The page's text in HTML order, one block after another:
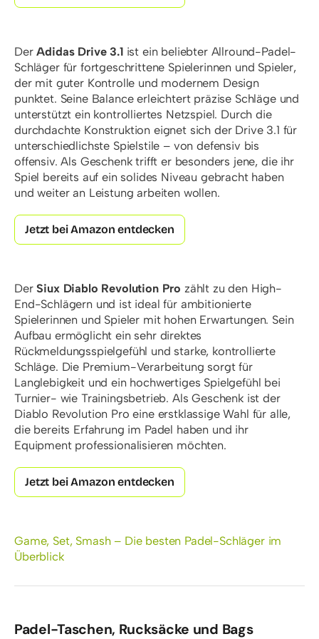
DerAdidas Drive 3.1ist ein beliebter Allround-Padel-
Schläger für fortgeschrittene Spielerinnen und Spieler,
der mit guter Kontrolle und modernem Design
punktet. Seine Balance erleichtert präzise Schläge und
unterstützt ein kontrolliertes Netzspiel. Durch die
durchdachte Konstruktion eignet sich der Drive 3.1 für
unterschiedlichste Spielstile – von defensiv bis
offensiv. Als Geschenk trifft er besonders jene, die ihr
Spiel bereits auf ein solides Niveau gebracht haben
und weiter an Leistung arbeiten wollen.
Jetzt bei Amazon entdecken
DerSiux Diablo Revolution Pro zählt zu den High-
End-Schlägern und ist ideal für ambitionierte
Spielerinnen und Spieler mit hohen Erwartungen. Sein
Aufbau ermöglicht ein sehr direktes
Rückmeldungsspielgefühl und starke, kontrollierte
Schläge. Die Premium-Verarbeitung sorgt für
Langlebigkeit und ein hochwertiges Spielgefühl bei
Turnier- wie Trainingsbetrieb. Als Geschenk ist der
Diablo Revolution Pro eine erstklassige Wahl für alle,
die bereits Erfahrung im Padel haben und ihr
Equipment professionalisieren möchten.
Jetzt bei Amazon entdecken
Game, Set, Smash – Die besten Padel-Schläger im
Überblick
Padel-Taschen, Rucksäcke und Bags